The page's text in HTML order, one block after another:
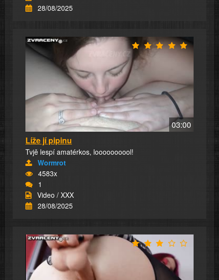
28/08/2025
03:00
Líže jí pipinu
Tvjě lespí amatérkos, loooooooool!
Wormrot
4583x
1
Video / XXX
28/08/2025